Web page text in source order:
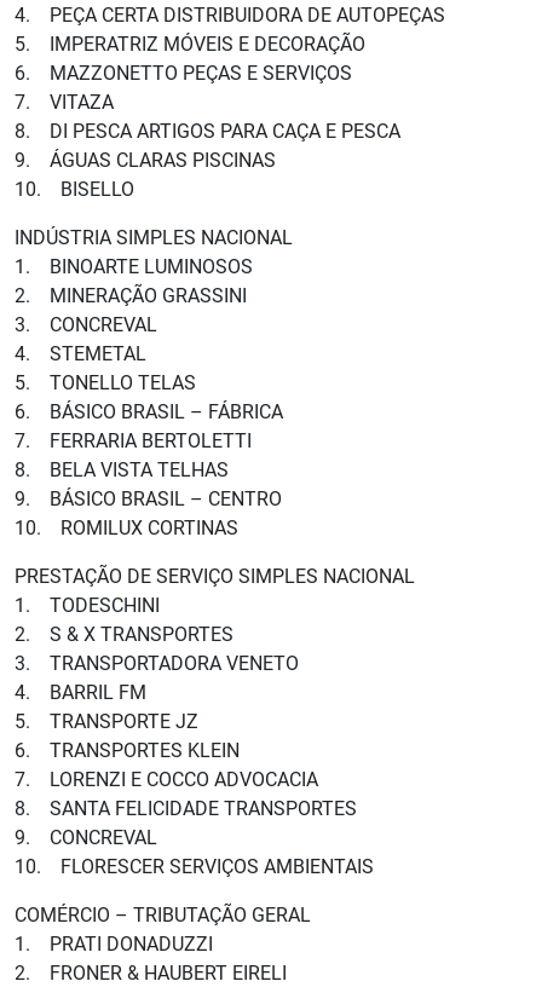
4. PEÇA CERTA DISTRIBUIDORA DE AUTOPEÇAS
5. IMPERATRIZ MÓVEIS E DECORAÇÃO
6. MAZZONETTO PEÇAS E SERVIÇOS
7. VITAZA
8. DI PESCA ARTIGOS PARA CAÇA E PESCA
9. ÁGUAS CLARAS PISCINAS
10. BISELLO
INDÚSTRIA SIMPLES NACIONAL
1. BINOARTE LUMINOSOS
2. MINERAÇÃO GRASSINI
3. CONCREVAL
4. STEMETAL
5. TONELLO TELAS
6. BÁSICO BRASIL – FÁBRICA
7. FERRARIA BERTOLETTI
8. BELA VISTA TELHAS
9. BÁSICO BRASIL – CENTRO
10. ROMILUX CORTINAS
PRESTAÇÃO DE SERVIÇO SIMPLES NACIONAL
1. TODESCHINI
2. S & X TRANSPORTES
3. TRANSPORTADORA VENETO
4. BARRIL FM
5. TRANSPORTE JZ
6. TRANSPORTES KLEIN
7. LORENZI E COCCO ADVOCACIA
8. SANTA FELICIDADE TRANSPORTES
9. CONCREVAL
10. FLORESCER SERVIÇOS AMBIENTAIS
COMÉRCIO – TRIBUTAÇÃO GERAL
1. PRATI DONADUZZI
2. FRONER & HAUBERT EIRELI